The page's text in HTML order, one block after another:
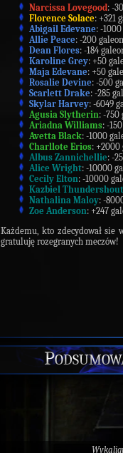
Narcissa Lovegood: -
Florence Solace: +321
Abigail Edevane: -
Allie Peace: -200
Dean Flores: -184
Karoline Grey: +50
Maja Edevane: +50
Rosalie Devine: -500
Scarlett Drake: -285
Skylar Harvey: -6049
Agusia Slytherin: -750
Ariadna Williams: -
Avetta Black: -1000
Charllote Erios: +2000
Albus Zannichellie: -
Alice Wright: -10000
Cecily Elton: -10000
Kazbiel
Nathalina Maloy: -
Zoe Anderson: +247
Każdemu, kto zdecydował sie
gratuluję rozegranych meczów!